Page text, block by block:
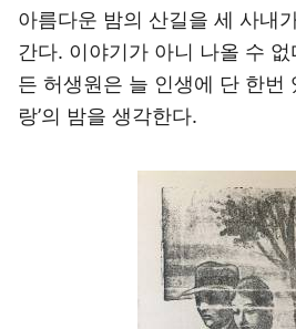
아름다운 밤의 산길을 세 사내
간다. 이야기가 아니 나올 수
든 허생원은 늘 인생에 단 한번
랑’의 밤을 생각한다.